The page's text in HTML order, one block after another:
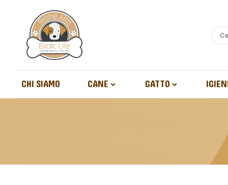
CHI SIAMO CANE GATTO